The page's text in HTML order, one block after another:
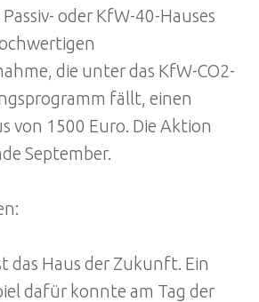
oder KfW-40-Hauses
die unter das KfW-CO2-
fällt, einen
von 1500 Euro. Die Aktion
September.
das Haus der Zukunft. Ein
dafür konnte am Tag der